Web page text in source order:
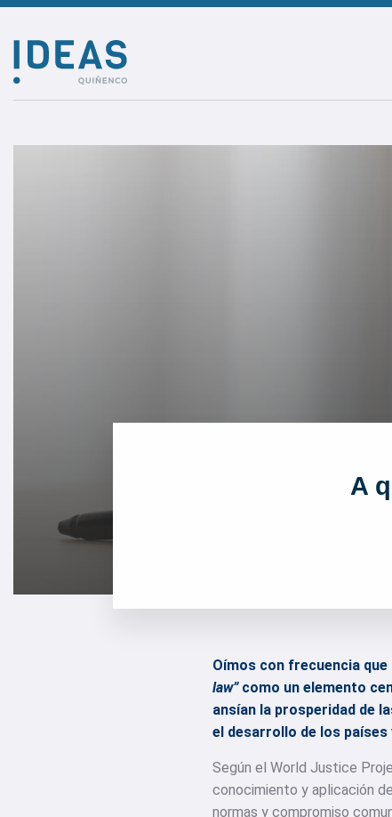
A
Oímos con frecuencia
law”como un elemento
ansían la prosperidad de
el desarrollo de los
Según el World Justice
conocimiento y aplicación
normas y compromiso